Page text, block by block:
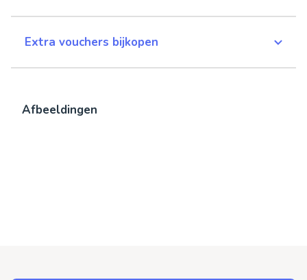
Extra vouchers bijkopen
Afbeeldingen